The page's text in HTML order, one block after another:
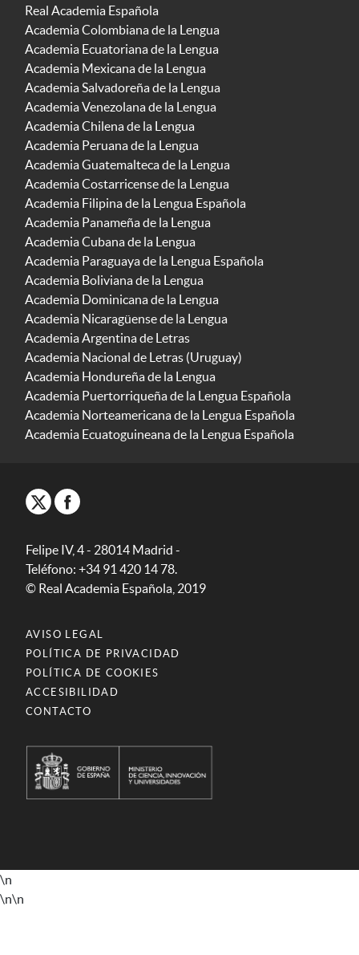
Real Academia Española
Academia Colombiana de la Lengua
Academia Ecuatoriana de la Lengua
Academia Mexicana de la Lengua
Academia Salvadoreña de la Lengua
Academia Venezolana de la Lengua
Academia Chilena de la Lengua
Academia Peruana de la Lengua
Academia Guatemalteca de la Lengua
Academia Costarricense de la Lengua
Academia Filipina de la Lengua Española
Academia Panameña de la Lengua
Academia Cubana de la Lengua
Academia Paraguaya de la Lengua Española
Academia Boliviana de la Lengua
Academia Dominicana de la Lengua
Academia Nicaragüense de la Lengua
Academia Argentina de Letras
Academia Nacional de Letras (Uruguay)
Academia Hondureña de la Lengua
Academia Puertorriqueña de la Lengua Española
Academia Norteamericana de la Lengua Española
Academia Ecuatoguineana de la Lengua Española
Felipe IV, 4 - 28014 Madrid -
Teléfono: +34 91 420 14 78.
© Real Academia Española, 2019
AVISO LEGAL
POLÍTICA DE PRIVACIDAD
POLÍTICA DE COOKIES
ACCESIBILIDAD
CONTACTO
\n
\n\n